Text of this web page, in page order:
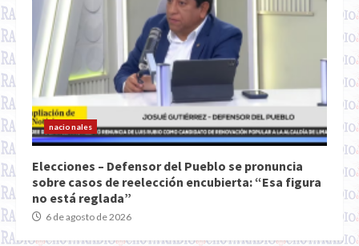
nacionales
Elecciones – Defensor del Pueblo se pronuncia
sobre casos de reelección encubierta: “Esa figura
no está reglada”
6 de agosto de 2026